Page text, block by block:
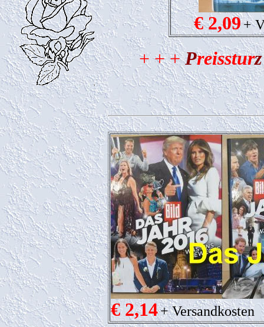
€ 2,09+
+ + +Preissturz
€ 2,14+ Versandkosten